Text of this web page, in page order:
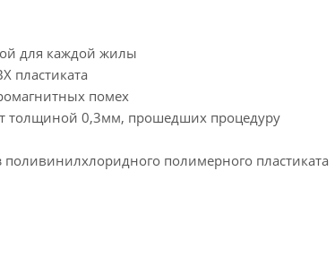
для каждой жилы
пластиката
помех
толщиной 0,3мм, прошедших процедуру
полимерного пластиката